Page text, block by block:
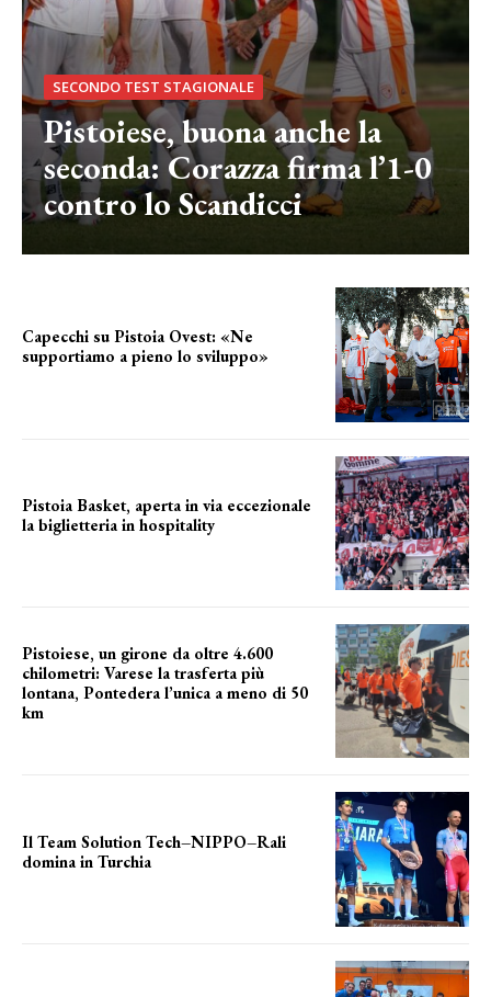
SECONDO TEST STAGIONALE
Pistoiese, buona anche la
seconda: Corazza firma l’1-0
contro lo Scandicci
Capecchi su Pistoia Ovest: «Ne
supportiamo a pieno lo sviluppo»
Pistoia Basket, aperta in via eccezionale
la biglietteria in hospitality
Pistoiese, un girone da oltre 4.600
chilometri: Varese la trasferta più
lontana, Pontedera l’unica a meno di 50
km
Il Team Solution Tech–NIPPO–Rali
domina in Turchia